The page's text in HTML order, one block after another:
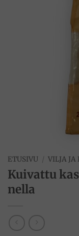
ETUSIVU / VILJA JA
Kuivattu
nella